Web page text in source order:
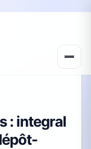
: integral